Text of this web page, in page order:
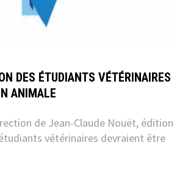
DES ÉTUDIANTS VÉTÉRINAIRES
ANIMALE
de Jean-Claude Nouët, édition
étudiants vétérinaires devraient être